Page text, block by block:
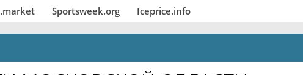
Sportsweek.org Iceprice.info